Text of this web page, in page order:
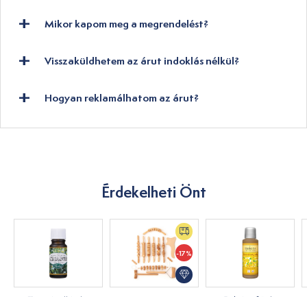
Mikor kapom meg a megrendelést?
Visszaküldhetem az árut indoklás nélkül?
Hogyan reklamálhatom az árut?
Érdekelheti Önt
-17%